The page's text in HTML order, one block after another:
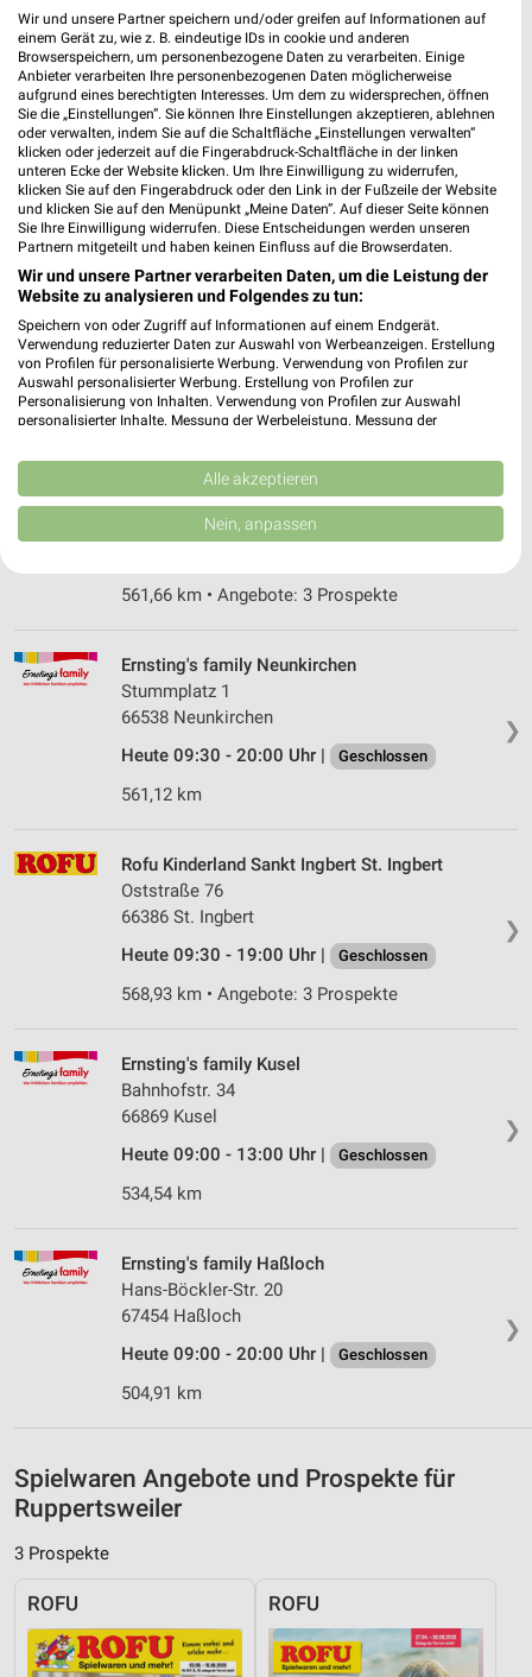
Ernsting's family Neustadt an der Weinstraße
Hauptstraße 105
67433 Neustadt an der Weinstraße
Heute 09:00 - 18:00 Uhr | Geschlossen
509,81 km
Ernsting's family Neustadt a.d. Weinstraße
Adolf-Kolping-Straße 173
67433 Neustadt a.d. Weinstraße
Heute 09:00 - 20:00 Uhr | Geschlossen
509,86 km
Rofu Kinderland Neunkirchen
Am Gneisenauflöz 4
66538 Neunkirchen
561,66 km • Angebote: 3 Prospekte
❯
Ernsting's family Neunkirchen
Stummplatz 1
66538 Neunkirchen
Heute 09:30 - 20:00 Uhr |
Geschlossen
561,12 km
❯
Rofu Kinderland Sankt Ingbert St. Ingbert
Oststraße 76
66386 St. Ingbert
Heute 09:30 - 19:00 Uhr |
Geschlossen
568,93 km • Angebote: 3 Prospekte
❯
Ernsting's family Kusel
Bahnhofstr. 34
66869 Kusel
Heute 09:00 - 13:00 Uhr |
Geschlossen
534,54 km
❯
Ernsting's family Haßloch
Hans-Böckler-Str. 20
67454 Haßloch
Heute 09:00 - 20:00 Uhr |
Geschlossen
504,91 km
Spielwaren Angebote und Prospekte für
Ruppertsweiler
3 Prospekte
ROFU ROFU
Wir und unsere Partner speichern und/oder greifen auf Informationen auf
einem Gerät zu, wie z. B. eindeutige IDs in cookie und anderen
Browserspeichern, um personenbezogene Daten zu verarbeiten. Einige
Anbieter verarbeiten Ihre personenbezogenen Daten möglicherweise
aufgrund eines berechtigten Interesses. Um dem zu widersprechen, öffnen
Sie die „Einstellungen“. Sie können Ihre Einstellungen akzeptieren, ablehnen
oder verwalten, indem Sie auf die Schaltfläche „Einstellungen verwalten“
klicken oder jederzeit auf die Fingerabdruck-Schaltfläche in der linken
unteren Ecke der Website klicken. Um Ihre Einwilligung zu widerrufen,
klicken Sie auf den Fingerabdruck oder den Link in der Fußzeile der Website
und klicken Sie auf den Menüpunkt „Meine Daten“. Auf dieser Seite können
Sie Ihre Einwilligung widerrufen. Diese Entscheidungen werden unseren
Partnern mitgeteilt und haben keinen Einfluss auf die Browserdaten.
Wir und unsere Partner verarbeiten Daten, um die Leistung der
Website zu analysieren und Folgendes zu tun:
Speichern von oder Zugriff auf Informationen auf einem Endgerät.
Verwendung reduzierter Daten zur Auswahl von Werbeanzeigen. Erstellung
von Profilen für personalisierte Werbung. Verwendung von Profilen zur
Auswahl personalisierter Werbung. Erstellung von Profilen zur
Personalisierung von Inhalten. Verwendung von Profilen zur Auswahl
personalisierter Inhalte. Messung der Werbeleistung. Messung der
Kombinationen von Daten aus verschiedenen Quellen. Entwicklung und
Verbesserung der Angebote. Verwendung reduzierter Daten zur Auswahl
von Inhalten.
Daten können außerhalb der Europäischen Union weitergegeben und in die
USA gesendet werden.
Website/App.
Partnerliste anzeigen (1 IAB-Anbieter)
IAB-Verarbeitungszwecke:
Speichern von oder Zugriff auf Informationen
auf einem Endgerät
Verwendung reduzierter Daten zur Auswahl von
Werbeanzeigen
Werbung
Verwendung von Profilen zur Auswahl
Erstellung von Profilen zur Personalisierung
von Inhalten
Verwendung von Profilen zur Auswahl
personalisierter Inhalte
Messung der Werbeleistung
Messung der Performance von Inhalten
Quellen
Entwicklung und Verbesserung der Angebote
Verwendung reduzierter Daten zur Auswahl von
Geräte anhand von aktiv angeforderten
Informationen identifizieren
Nicht-IAB-Verarbeitungszwecke:
Notwendig
Performance
Alle akzeptieren
Nein, anpassen